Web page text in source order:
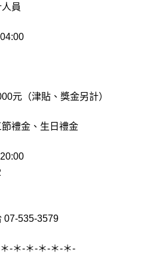
員
元（津貼、獎金另計）
禮金、生日禮金
07-535-3579
-＊-＊-＊-＊-＊-